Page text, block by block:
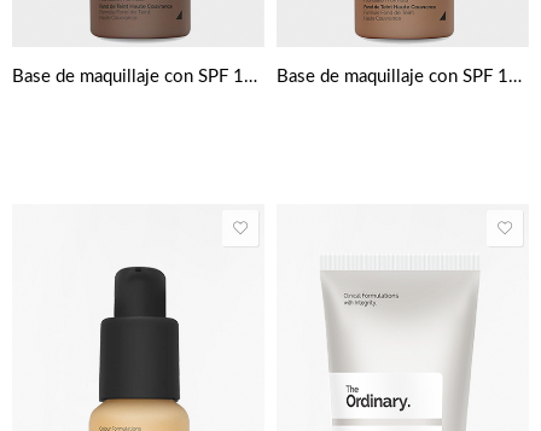
Base de maquillaje con SPF 15 de The Ordinary Colours 30 ml Base de maquillaje con SPF 15 de The Ordinary Colours